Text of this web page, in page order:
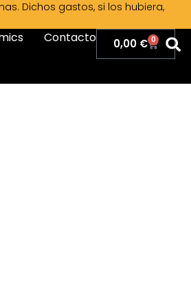
Dichos gastos, si los hubiera,
Contacto 0,00 € 0